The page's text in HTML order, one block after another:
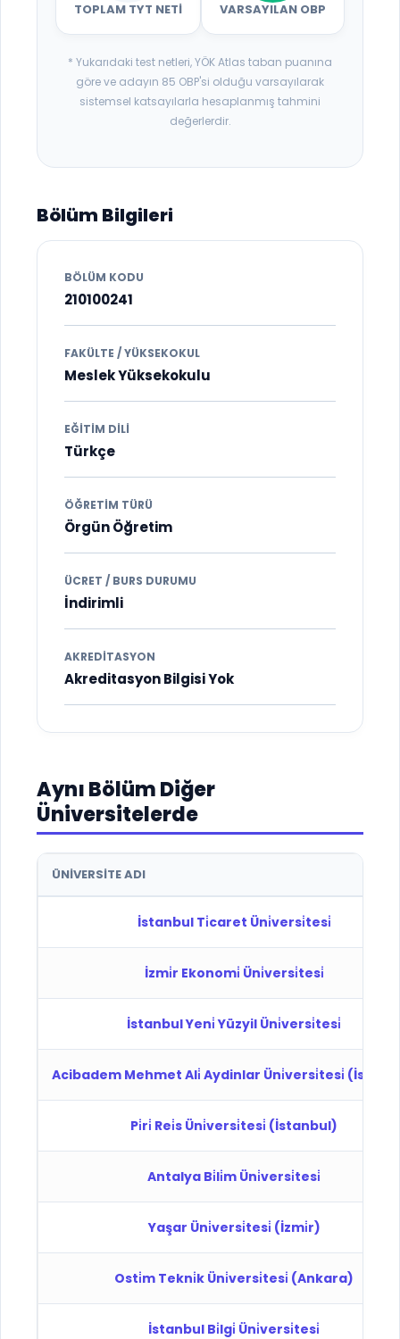
TOPLAM TYT NETI VARSAYILAN OBP
* Yukarıdaki test netleri, YÖK Atlas taban puanına
göre ve adayın 85 OBP'si olduğu varsayılarak
sistemsel katsayılarla hesaplanmış tahmini
değerlerdir.
Bölüm Bilgileri
BÖLÜM KODU
210100241
FAKÜLTE / YÜKSEKOKUL
Meslek Yüksekokulu
EĞITIM DILI
Türkçe
ÖĞRETIM TÜRÜ
Örgün Öğretim
ÜCRET / BURS DURUMU
İndirimli
AKREDITASYON
Akreditasyon Bilgisi Yok
Aynı Bölüm Diğer
Üniversitelerde
ÜNIVERSITE ADI
İstanbul Ti̇caret Üni̇versi̇tesi̇
İzmi̇r Ekonomi̇ Üni̇versi̇tesi̇
İstanbul Yeni̇ Yüzyil Üni̇versi̇tesi̇
Acibadem Mehmet Ali̇ Aydinlar Üni̇versi̇tesi̇
Pi̇ri̇ Rei̇s Üni̇versi̇tesi̇ (İstanbul)
Antalya Bi̇li̇m Üni̇versi̇tesi̇
Yaşar Üni̇versi̇tesi̇ (İzmi̇r)
Osti̇m Tekni̇k Üni̇versi̇tesi̇ (Ankara)
İstanbul Bi̇lgi̇ Üni̇versi̇tesi̇